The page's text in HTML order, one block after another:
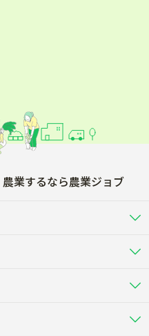
業するなら農業ジョブ
バイト・アルバイト・パート
など）